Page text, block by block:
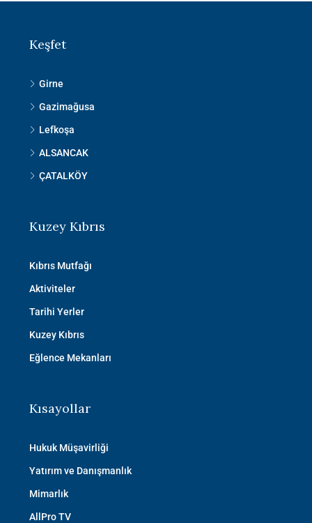
Keşfet
Girne
Gazimağusa
Lefkoşa
ALSANCAK
ÇATALKÖY
Kuzey Kıbrıs
Kıbrıs Mutfağı
Aktiviteler
Tarihi Yerler
Kuzey Kıbrıs
Eğlence Mekanları
Kısayollar
Hukuk Müşavirliği
Yatırım ve Danışmanlık
Mimarlık
AllPro TV